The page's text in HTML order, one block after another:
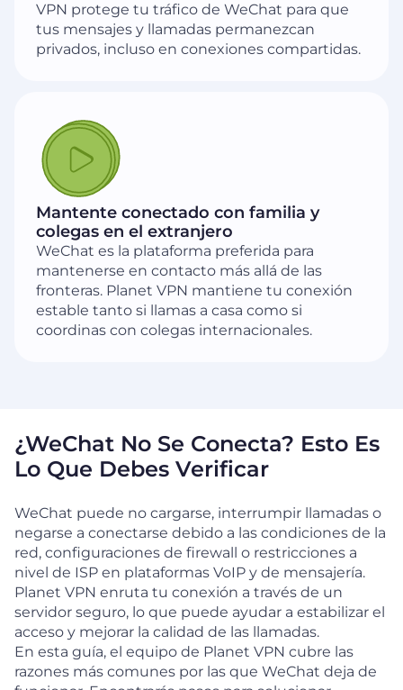
VPN protege tu tráfico de WeChat para que
tus mensajes y llamadas permanezcan
privados, incluso en conexiones compartidas.
Mantente conectado con familia y
colegas en el extranjero
WeChat es la plataforma preferida para
mantenerse en contacto más allá de las
fronteras. Planet VPN mantiene tu conexión
estable tanto si llamas a casa como si
coordinas con colegas internacionales.
¿WeChat No Se Conecta? Esto Es
Lo Que Debes Verificar
WeChat puede no cargarse, interrumpir llamadas o
negarse a conectarse debido a las condiciones de la
red, configuraciones de firewall o restricciones a
nivel de ISP en plataformas VoIP y de mensajería.
Planet VPN enruta tu conexión a través de un
servidor seguro, lo que puede ayudar a estabilizar el
acceso y mejorar la calidad de las llamadas.
En esta guía, el equipo de Planet VPN cubre las
razones más comunes por las que WeChat deja de